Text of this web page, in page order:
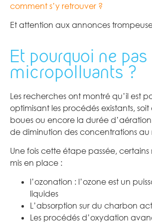
comment s’y retrouver ?
Et attention aux annonces
Et pourquoi ne
micropolluants ?
Les recherches ont montré qu’il est
optimisant les procédés existants,
boues ou encore la durée
de diminution des concentrations au
Une fois cette étape passée,
mis en place :
l’ozonation : l’ozone est un
liquides
L’absorption sur du charbon
Les procédés d’oxydation